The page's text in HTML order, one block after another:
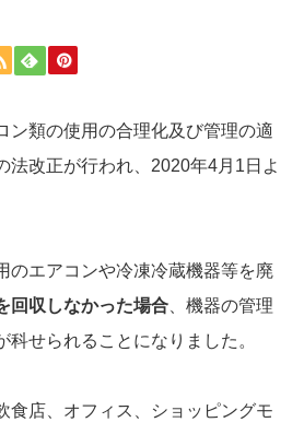
ン類の使用の合理化及び管理の適
法改正が行われ、2020年4月1日よ
のエアコンや冷凍冷蔵機器等を廃
回収しなかった場合 、機器の管理
科せられることになりました。
食店、オフィス、ショッピングモ